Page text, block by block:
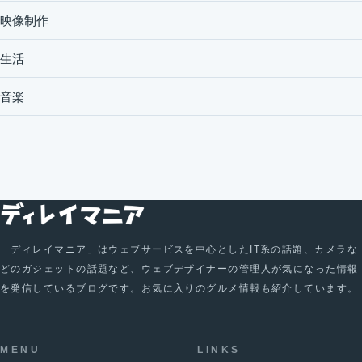
映像制作
生活
音楽
「ディレイマニア」はウェブサービスを中心としたIT系の話題、カメラな
どのガジェットの話題など、ウェブデザイナーの管理人が気になった情報
を発信しているブログです。お気に入りのグルメ情報も紹介しています。
MENU LINKS